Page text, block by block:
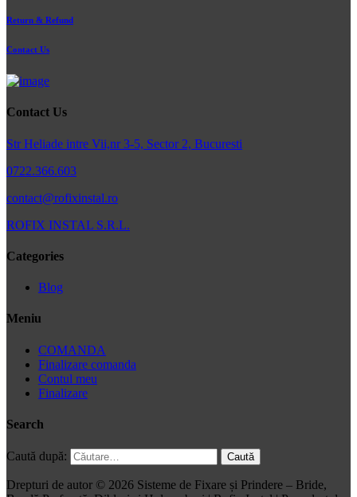
Return & Refund
Contact Us
Contact Us
Str Heliade intre Vii,nr 3-5, Sector 2, Bucuresti
0722.366.603
contact@rofixinstal.ro
ROFIX INSTAL S.R.L.
Categories
Blog
Meniu
COMANDA
Finalizare comanda
Contul meu
Finalizare
Search
Caută după:
Drepturi de autor © 2026 Sisteme de Fixare și Prindere – Bride,